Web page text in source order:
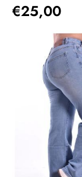
€25,00